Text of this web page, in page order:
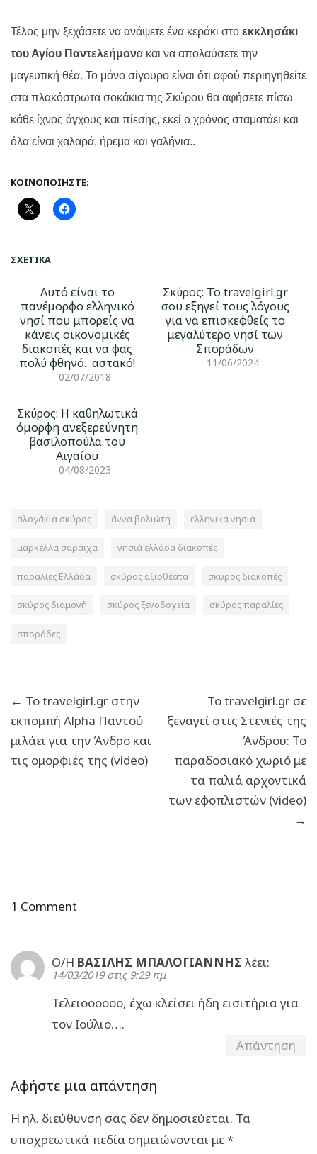
Τέλος μην ξεχάσετε να ανάψετε ένα κεράκι στο εκκλησάκι
του Αγίου Παντελεήμονα και να απολαύσετε την
μαγευτική θέα. Το μόνο σίγουρο είναι ότι αφού περιηγηθείτε
στα πλακόστρωτα σοκάκια της Σκύρου θα αφήσετε πίσω
κάθε ίχνος άγχους και πίεσης, εκεί ο χρόνος σταματάει και
όλα είναι χαλαρά, ήρεμα και γαλήνια..
ΚΟΙΝΟΠΟΙΉΣΤΕ:
ΣΧΕΤΙΚΆ
Αυτό είναι το
πανέμορφο ελληνικό
νησί που μπορείς να
κάνεις οικονομικές
διακοπές και να φας
πολύ φθηνό…αστακό!
02/07/2018
Σκύρος: Το travelgirl.gr
σου εξηγεί τους λόγους
για να επισκεφθείς το
μεγαλύτερο νησί των
Σποράδων
11/06/2024
Σκύρος: Η καθηλωτικά
όμορφη ανεξερεύνητη
βασιλοπούλα του
Αιγαίου
04/08/2023
αλογάκια σκύρος άννα βολιώτη ελληνικά νησιά
μαρκέλλα σαράιχα νησιά ελλάδα διακοπές
παραλίες Ελλάδα σκύρος αξιοθέατα σκυρος διακοπές
σκύρος διαμονή σκύρος ξενοδοχεία σκύρος παραλίες
σποράδες
άρθρων
← Το travelgirl.gr στην
εκπομπή Alpha Παντού
μιλάει για την Άνδρο και
τις ομορφιές της (video)
Το travelgirl.gr σε
ξεναγεί στις Στενιές της
Άνδρου: Το
παραδοσιακό χωριό με
τα παλιά αρχοντικά
των εφοπλιστών (video)
→
1 Comment
Ο/Η ΒΑΣΙΛΗΣ ΜΠΑΛΟΓΙΑΝΝΗΣ λέει:
14/03/2019 στις 9:29 πμ
Τελειοοοοοο, έχω κλείσει ήδη εισιτήρια για
τον Ιούλιο….
Απάντηση
Αφήστε μια απάντηση
Η ηλ. διεύθυνση σας δεν δημοσιεύεται. Τα
υποχρεωτικά πεδία σημειώνονται με*